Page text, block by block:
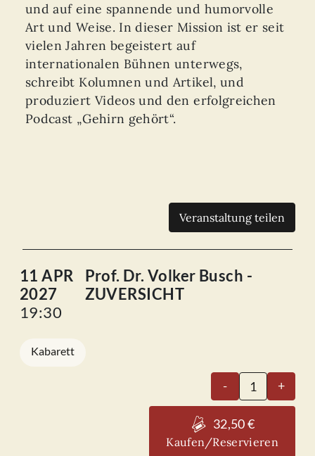
und auf eine spannende und humorvolle
Art und Weise. In dieser Mission ist er seit
vielen Jahren begeistert auf
internationalen Bühnen unterwegs,
schreibt Kolumnen und Artikel, und
produziert Videos und den erfolgreichen
Podcast „Gehirn gehört“.
Veranstaltung teilen
11 APR
2027
19:30
Prof. Dr. Volker Busch -
ZUVERSICHT
Kabarett
-
Prof.
Dr.
Busch
-
+
32,50 €
Kaufen/Reservieren